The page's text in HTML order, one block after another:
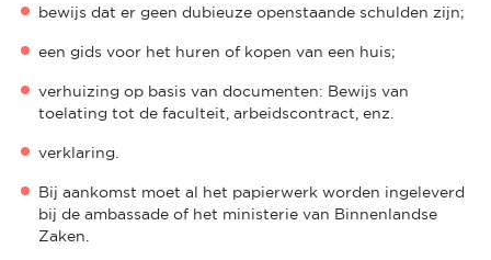
bewijs dat er geen dubieuze openstaande schulden zijn;
een gids voor het huren of kopen van een huis;
verhuizing op basis van documenten: Bewijs van
toelating tot de faculteit, arbeidscontract, enz.
verklaring.
Bij aankomst moet al het papierwerk worden ingeleverd
bij de ambassade of het ministerie van Binnenlandse
Zaken.